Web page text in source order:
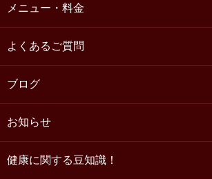
メニュー・料金
よくあるご質問
ブログ
お知らせ
健康に関する豆知識！